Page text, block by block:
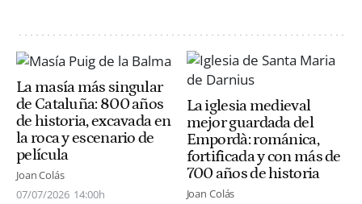
La masía más singular
de Cataluña: 800 años
de historia, excavada en
la roca y escenario de
película
Joan Colás
07/07/2026 14:00h
La iglesia medieval
mejor guardada del
Empordà: románica,
fortificada y con más de
700 años de historia
Joan Colás